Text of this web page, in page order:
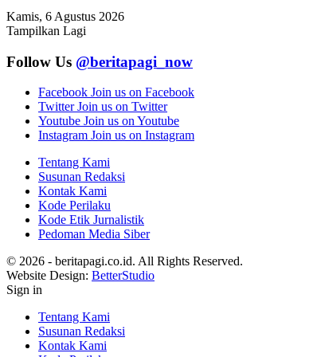
Kamis, 6 Agustus 2026
Tampilkan Lagi
Follow Us @beritapagi_now
Facebook Join us on Facebook
Twitter Join us on Twitter
Youtube Join us on Youtube
Instagram Join us on Instagram
Tentang Kami
Susunan Redaksi
Kontak Kami
Kode Perilaku
Kode Etik Jurnalistik
Pedoman Media Siber
© 2026 - beritapagi.co.id. All Rights Reserved.
Website Design: BetterStudio
Sign in
Tentang Kami
Susunan Redaksi
Kontak Kami